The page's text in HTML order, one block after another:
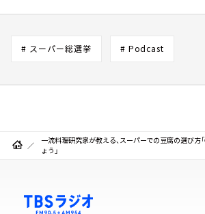
# スーパー総選挙 # Podcast
一流料理研究家が教える、スーパーでの豆腐の選び
ょう」